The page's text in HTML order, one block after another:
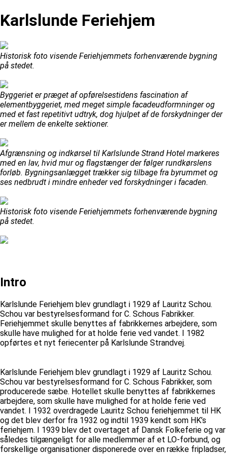
Karlslunde Feriehjem
Historisk foto visende Feriehjemmets forhenværende bygning
på stedet.
Byggeriet er præget af opførelsestidens fascination af
elementbyggeriet, med meget simple facadeudformninger og
med et fast repetitivt udtryk, dog hjulpet af de forskydninger der
er mellem de enkelte sektioner.
Afgrænsning og indkørsel til Karlslunde Strand Hotel markeres
med en lav, hvid mur og flagstænger der følger rundkørslens
forløb. Bygningsanlægget trækker sig tilbage fra byrummet og
ses nedbrudt i mindre enheder ved forskydninger i facaden.
Historisk foto visende Feriehjemmets forhenværende bygning
på stedet.
Intro
Karlslunde Feriehjem blev grundlagt i 1929 af Lauritz Schou.
Schou var bestyrelsesformand for C. Schous Fabrikker.
Feriehjemmet skulle benyttes af fabrikkernes arbejdere, som
skulle have mulighed for at holde ferie ved vandet. I 1982
opførtes et nyt feriecenter på Karlslunde Strandvej.
Karlslunde Feriehjem blev grundlagt i 1929 af Lauritz Schou.
Schou var bestyrelsesformand for C. Schous Fabrikker, som
producerede sæbe. Hotellet skulle benyttes af fabrikkernes
arbejdere, som skulle have mulighed for at holde ferie ved
vandet. I 1932 overdragede Lauritz Schou feriehjemmet til HK
og det blev derfor fra 1932 og indtil 1939 kendt som HK’s
feriehjem. I 1939 blev det overtaget af Dansk Folkeferie og var
således tilgængeligt for alle medlemmer af et LO-forbund, og
forskellige organisationer disponerede over en række fripladser,